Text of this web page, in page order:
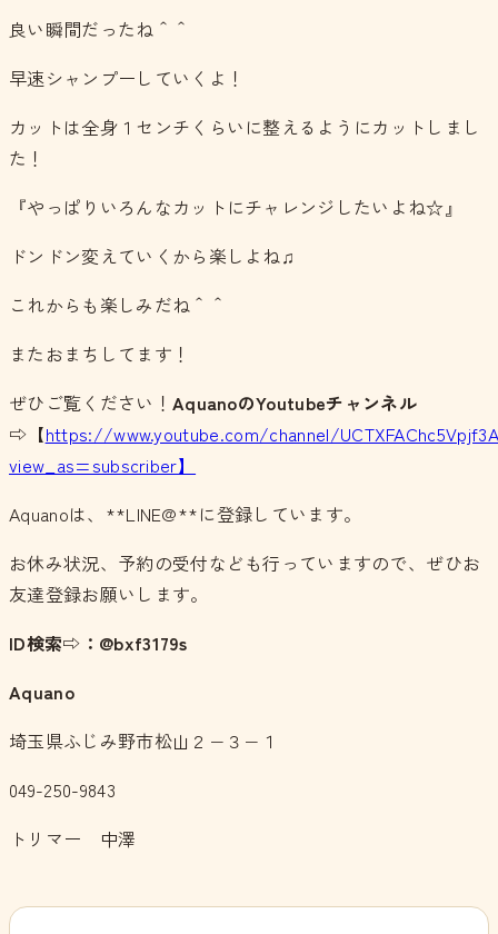
良い瞬間だったね＾＾
早速シャンプーしていくよ！
カットは全身１センチくらいに整えるようにカットしまし
た！
『やっぱりいろんなカットにチャレンジしたいよね☆』
ドンドン変えていくから楽しよね♫
これからも楽しみだね＾＾
またおまちしてます！
ぜひご覧ください！ AquanoのYoutubeチャンネル
⇨【https://www.youtube.com/channel/
view_as=subscriber】
Aquanoは、**LINE@**に登録しています。
お休み状況、予約の受付なども行っていますので、ぜひお
友達登録お願いします。
ID検索⇨：@bxf3179s
Aquano
埼玉県ふじみ野市松山２−３−１
049-250-9843
トリマー 中澤